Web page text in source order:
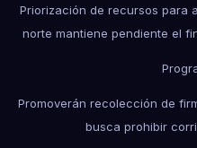
Priorización de recursos para
norte mantiene pendiente el
Promoverán recolección de
busca prohibir